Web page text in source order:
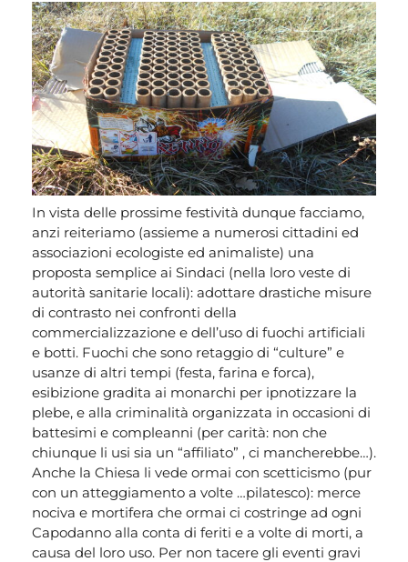
In vista delle prossime festività dunque facciamo,
anzi reiteriamo (assieme a numerosi cittadini ed
associazioni ecologiste ed animaliste) una
proposta semplice ai Sindaci (nella loro veste di
autorità sanitarie locali): adottare drastiche misure
di contrasto nei confronti della
commercializzazione e dell’uso di fuochi artificiali
e botti. Fuochi che sono retaggio di “culture” e
usanze di altri tempi (festa, farina e forca),
esibizione gradita ai monarchi per ipnotizzare la
plebe, e alla criminalità organizzata in occasioni di
battesimi e compleanni (per carità: non che
chiunque li usi sia un “affiliato” , ci mancherebbe…).
Anche la Chiesa li vede ormai con scetticismo (pur
con un atteggiamento a volte …pilatesco): merce
nociva e mortifera che ormai ci costringe ad ogni
Capodanno alla conta di feriti e a volte di morti, a
causa del loro uso. Per non tacere gli eventi gravi